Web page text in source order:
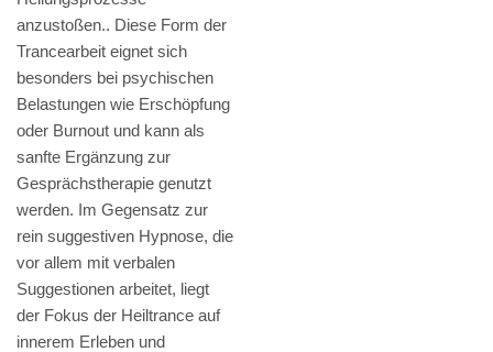
anzustoßen.. Diese Form der
Trancearbeit eignet sich
besonders bei psychischen
Belastungen wie Erschöpfung
oder Burnout und kann als
sanfte Ergänzung zur
Gesprächstherapie genutzt
werden. Im Gegensatz zur
rein suggestiven Hypnose, die
vor allem mit verbalen
Suggestionen arbeitet, liegt
der Fokus der Heiltrance auf
innerem Erleben und